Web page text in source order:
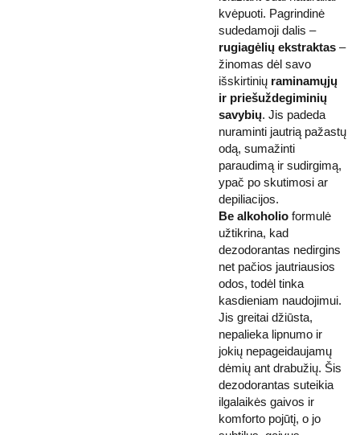
kvėpuoti. Pagrindinė
sudedamoji dalis –
rugiagėlių ekstraktas –
žinomas dėl savo
išskirtinių raminamųjų
ir priešuždegiminių
savybių. Jis padeda
nuraminti jautrią pažastų
odą, sumažinti
paraudimą ir sudirgimą,
ypač po skutimosi ar
depiliacijos.
Be alkoholio formulė
užtikrina, kad
dezodorantas nedirgins
net pačios jautriausios
odos, todėl tinka
kasdieniam naudojimui.
Jis greitai džiūsta,
nepalieka lipnumo ir
jokių nepageidaujamų
dėmių ant drabužių. Šis
dezodorantas suteikia
ilgalaikės gaivos ir
komforto pojūtį, o jo